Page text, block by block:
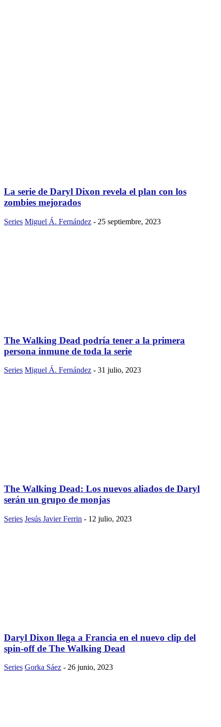
La serie de Daryl Dixon revela el plan con los
zombies mejorados
Series Miguel Á. Fernández - 25 septiembre, 2023
The Walking Dead podría tener a la primera
persona inmune de toda la serie
Series Miguel Á. Fernández - 31 julio, 2023
The Walking Dead: Los nuevos aliados de Daryl
serán un grupo de monjas
Series Jesús Javier Ferrin - 12 julio, 2023
Daryl Dixon llega a Francia en el nuevo clip del
spin-off de The Walking Dead
Series Gorka Sáez - 26 junio, 2023